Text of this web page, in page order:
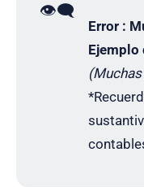
👁️‍🗨️
Error :
Ejemplo